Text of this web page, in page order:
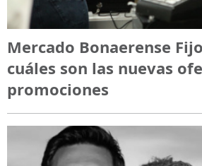
Mercado Bonaerense
cuáles son las nuevas
promociones